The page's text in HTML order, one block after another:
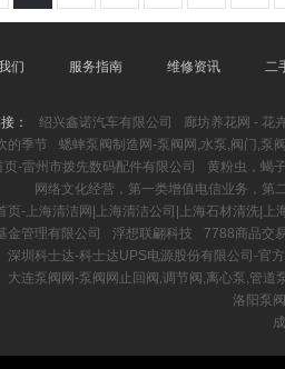
们 服务指南 维修资讯 二
： 绍兴鑫诺汽车有限公司 廊坊养花网 - 花
的季节
蟋蟀泵阀制造网-泵阀网,水泵,阀门,泵
页-雷州市拨先数码配件有限公司
黄粉虫，蝎
网络文化经营，第一类增值电信业务，第
页-上海清洁网|上海清洁公司|上海石材清洗|上
金管理有限公司
浮想联翩科技 7788商品交
深圳科士达-科士达UPS电源股份有限公司-官
大连泵阀网-泵阀网止回阀,调节阀,离心泵,管道
洛阳泵